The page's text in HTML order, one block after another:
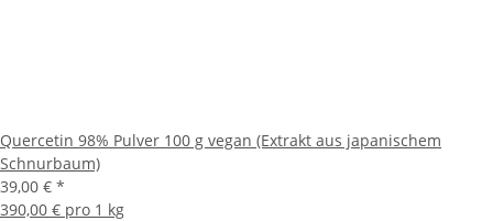
Quercetin 98% Pulver 100 g vegan (Extrakt aus japanischem
Schnurbaum)
39,00 € *
390,00 € pro 1 kg